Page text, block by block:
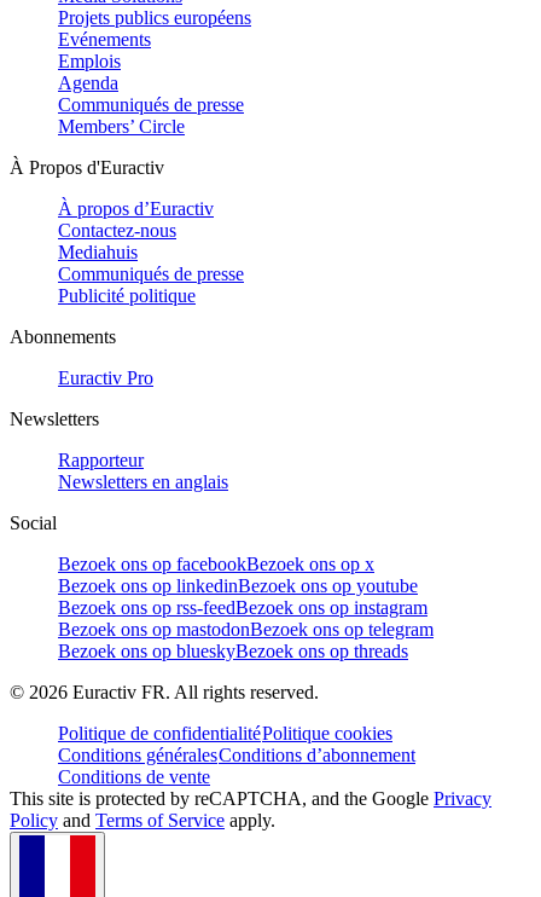
Projets publics européens
Evénements
Emplois
Agenda
Communiqués de presse
Members’ Circle
À Propos d'Euractiv
À propos d’Euractiv
Contactez-nous
Mediahuis
Communiqués de presse
Publicité politique
Abonnements
Euractiv Pro
Newsletters
Rapporteur
Newsletters en anglais
Social
Bezoek ons op facebookBezoek ons op x
Bezoek ons op linkedinBezoek ons op youtube
Bezoek ons op rss-feedBezoek ons op instagram
Bezoek ons op mastodonBezoek ons op telegram
Bezoek ons op blueskyBezoek ons op threads
© 2026 Euractiv FR. All rights reserved.
Politique de confidentialitéPolitique cookies
Conditions généralesConditions d’abonnement
Conditions de vente
This site is protected by reCAPTCHA, and the Google Privacy
Policy and Terms of Service apply.